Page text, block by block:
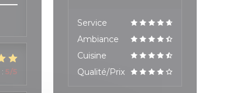
: 5/5
Service
Ambiance
Cuisine
Qualité/Prix